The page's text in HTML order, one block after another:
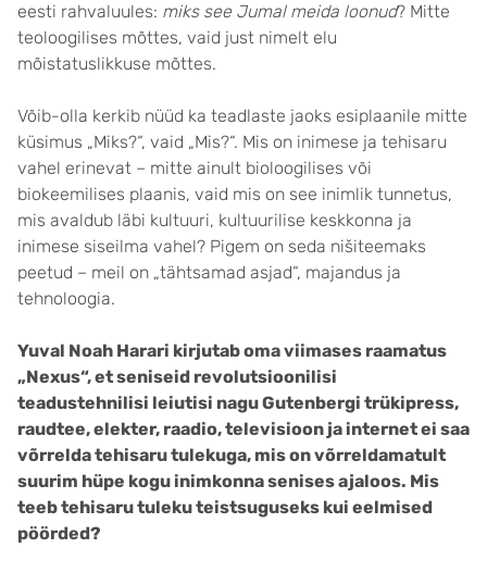
eesti rahvaluules: miks see Jumal meida loonud? Mitte
teoloogilises mõttes, vaid just nimelt elu
mõistatuslikkuse mõttes.
Võib-olla kerkib nüüd ka teadlaste jaoks esiplaanile mitte
küsimus „Miks?“, vaid „Mis?“. Mis on inimese ja tehisaru
vahel erinevat – mitte ainult bioloogilises või
biokeemilises plaanis, vaid mis on see inimlik tunnetus,
mis avaldub läbi kultuuri, kultuurilise keskkonna ja
inimese siseilma vahel? Pigem on seda nišiteemaks
peetud – meil on „tähtsamad asjad“, majandus ja
tehnoloogia.
Yuval Noah Harari kirjutab oma viimases raamatus
„Nexus“, et seniseid revolutsioonilisi
teadustehnilisi leiutisi nagu Gutenbergi trükipress,
raudtee, elekter, raadio, televisioon ja internet ei saa
võrrelda tehisaru tulekuga, mis on võrreldamatult
suurim hüpe kogu inimkonna senises ajaloos. Mis
teeb tehisaru tuleku teistsuguseks kui eelmised
pöörded?